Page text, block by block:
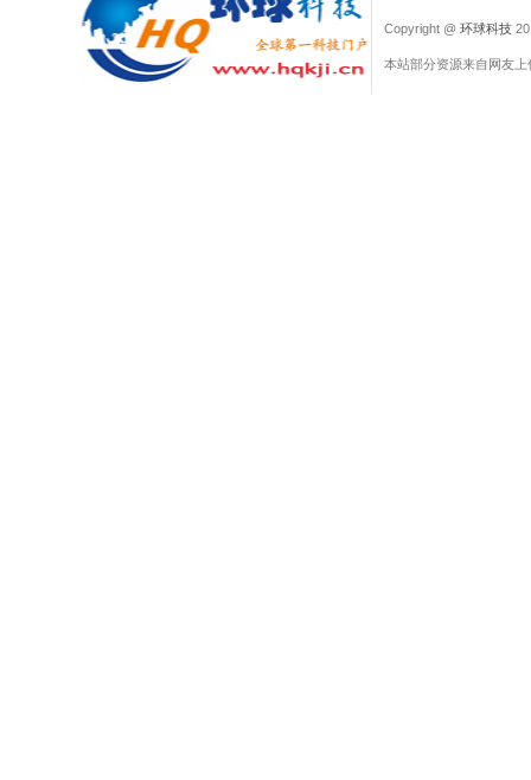
Copyright @ 环球科技
本站部分资源来自网友